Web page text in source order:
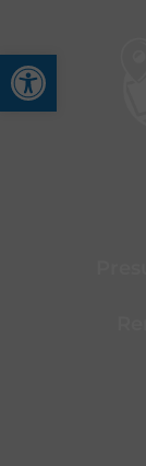
Abrir